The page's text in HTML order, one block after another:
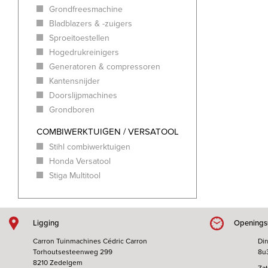
Grondfreesmachine
Bladblazers & -zuigers
Sproeitoestellen
Hogedrukreinigers
Generatoren & compressoren
Kantensnijder
Doorslijpmachines
Grondboren
COMBIWERKTUIGEN / VERSATOOL
Stihl combiwerktuigen
Honda Versatool
Stiga Multitool
Ligging
Carron Tuinmachines Cédric Carron
Torhoutsesteenweg 299
8210 Zedelgem